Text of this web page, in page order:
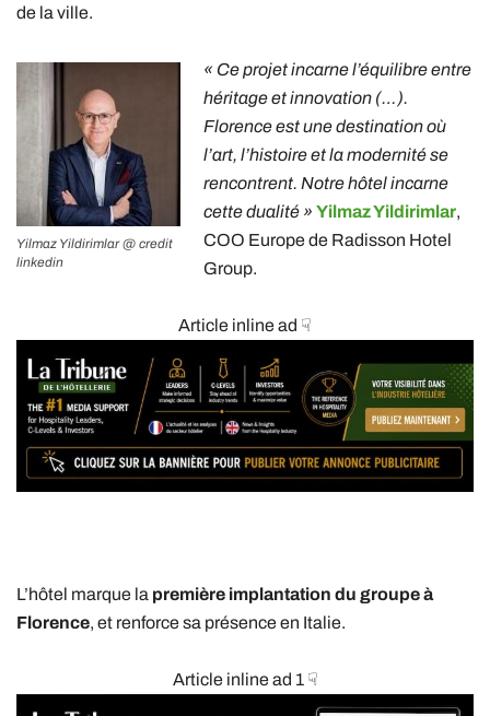
de la ville.
Yilmaz Yildirimlar @ credit
linkedin
« Ce projet incarnel’équilibre entre
héritage et innovation (…).
Florence est une destination où
l’art, l’histoire et la modernité se
rencontrent. Notre hôtel incarne
cette dualité » Yilmaz Yildirimlar,
COO Europe de Radisson Hotel
Group.
Article inline ad ☟
L’hôtel marque la première implantation du groupe à
Florence, et renforce sa présence en Italie.
Article inline ad 1 ☟